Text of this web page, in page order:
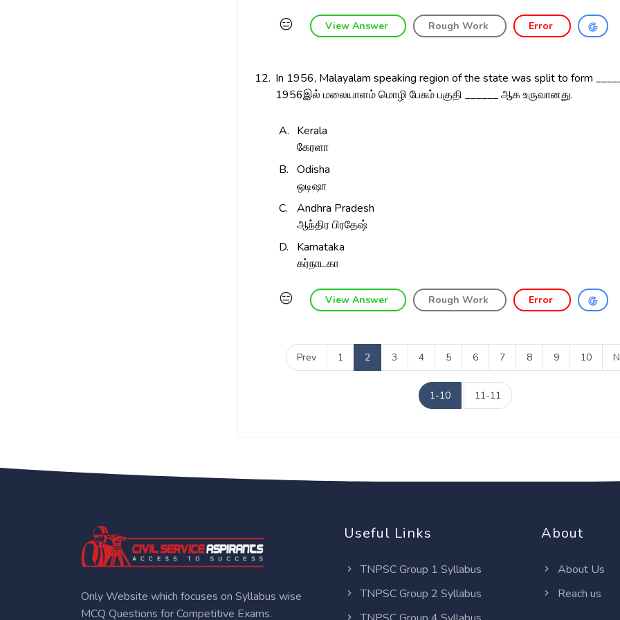
😑 View Answer Rough Work Error
12. In 1956, Malayalam speaking region of the state was split to form
1956இல் மலையாளம் மொழி பேசும் பகுதி ______ ஆக உருவானது.
A. Kerala
கேரளா
B.
Odisha
ஒடிஷா
C.
Andhra Pradesh
ஆந்திர பிரதேஷ்
D.
Karnataka
கர்நாடகா
😑 View Answer Rough Work Error
Prev 1 2 3 4 5 6 7 8 9 10
1-10 11-11
Only Website which focuses on Syllabus wise
MCQ Questions for Competitive Exams.
Useful Links
TNPSC Group 1 Syllabus
TNPSC Group 2 Syllabus
About
About Us
Reach us